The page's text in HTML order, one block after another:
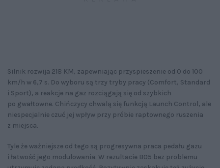
Silnik rozwija 218 KM, zapewniając przyspieszenie od 0 do 100
km/h w 6,7 s. Do wyboru są trzy tryby pracy (Comfort, Standard
i Sport), a reakcje na gaz rozciągają się od szybkich
po gwałtowne. Chińczycy chwalą się funkcją Launch Control, ale
niespecjalnie czuć jej wpływ przy próbie raptownego ruszenia
z miejsca.
Tyle że ważniejsze od tego są progresywna praca pedału gazu
i łatwość jego modulowania. W rezultacie B05 bez problemu